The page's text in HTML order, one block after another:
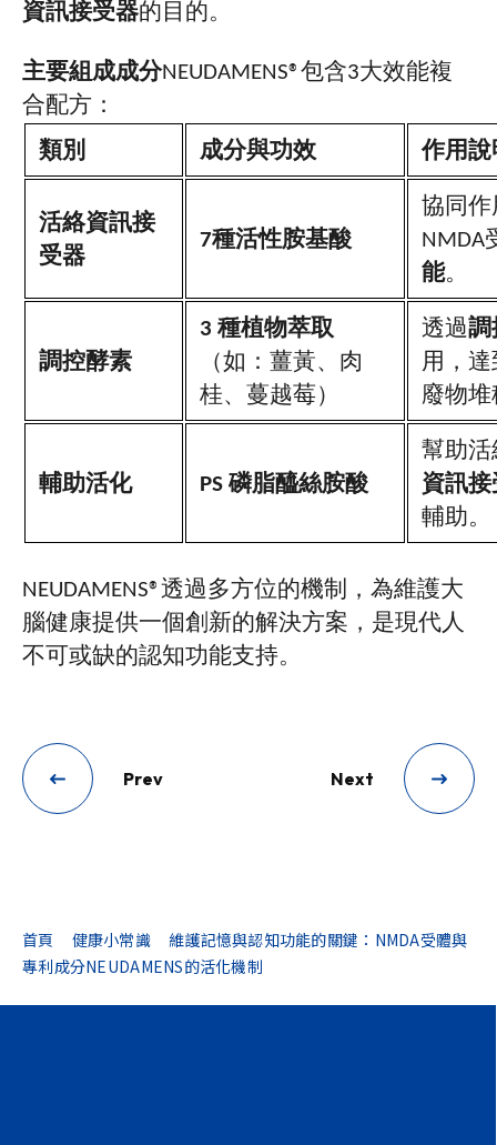
資訊接受器的目的。
主要組成成分NEUDAMENS®包含3大效能複
合配方：
類別
成分與功效 作用說
活絡資訊接
受器
7種活性胺基酸
協同作
NMDA
能。
調控酵素
3 種植物萃取
（如：薑黃、肉
桂、蔓越莓）
透過調
用，
廢物
輔助活化 PS 磷脂醯絲胺酸
幫助活
資訊接
輔助。
NEUDAMENS®透過多方位的機制，為維護大
腦健康提供一個創新的解決方案，是現代人
不可或缺的認知功能支持。
Prev Next
首頁 健康小常識
維護記憶與認知功能的關鍵：NMDA受體與
專利成分NEUDAMENS的活化機制